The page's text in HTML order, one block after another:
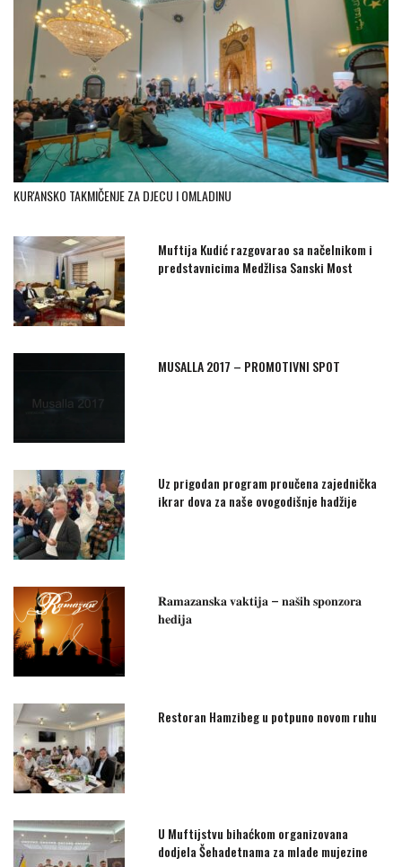
KUR'ANSKO TAKMIČENJE ZA DJECU I OMLADINU
Muftija Kudić razgovarao sa načelnikom i
predstavnicima Medžlisa Sanski Most
MUSALLA 2017 – PROMOTIVNI SPOT
Uz prigodan program proučena zajednička
ikrar dova za naše ovogodišnje hadžije
𝐑𝐚𝐦𝐚𝐳𝐚𝐧𝐬𝐤𝐚 𝐯𝐚𝐤𝐭𝐢𝐣𝐚 – 𝐧𝐚𝐬̌𝐢𝐡 𝐬𝐩𝐨𝐧𝐳𝐨𝐫𝐚
𝐡𝐞𝐝𝐢𝐣𝐚
Restoran Hamzibeg u potpuno novom ruhu
U Muftijstvu bihaćkom organizovana
dodjela Šehadetnama za mlade mujezine